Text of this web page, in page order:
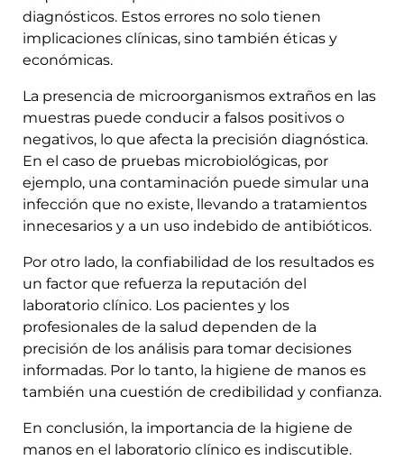
diagnósticos. Estos errores no solo tienen
implicaciones clínicas, sino también éticas y
económicas.
La presencia de microorganismos extraños en las
muestras puede conducir a falsos positivos o
negativos, lo que afecta la precisión diagnóstica.
En el caso de pruebas microbiológicas, por
ejemplo, una contaminación puede simular una
infección que no existe, llevando a tratamientos
innecesarios y a un uso indebido de antibióticos.
Por otro lado, la confiabilidad de los resultados es
un factor que refuerza la reputación del
laboratorio clínico. Los pacientes y los
profesionales de la salud dependen de la
precisión de los análisis para tomar decisiones
informadas. Por lo tanto, la higiene de manos es
también una cuestión de credibilidad y confianza.
En conclusión, la importancia de la higiene de
manos en el laboratorio clínico es indiscutible.